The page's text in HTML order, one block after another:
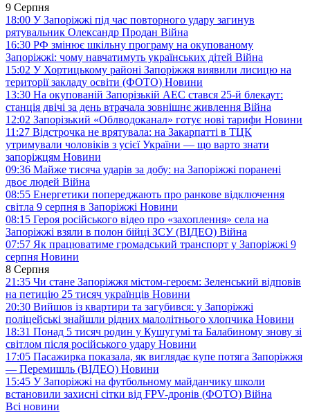
9 Серпня
18:00 У Запоріжжі під час повторного удару загинув
рятувальник Олександр Продан Війна
16:30 РФ змінює шкільну програму на окупованому
Запоріжжі: чому навчатимуть українських дітей Війна
15:02 У Хортицькому районі Запоріжжя виявили лисицю на
території закладу освіти (ФОТО) Новини
13:30 На окупованій Запорізькій АЕС стався 25-й блекаут:
станція двічі за день втрачала зовнішнє живлення Війна
12:02 Запорізький «Облводоканал» готує нові тарифи Новини
11:27 Відстрочка не врятувала: на Закарпатті в ТЦК
утримували чоловіків з усієї України — що варто знати
запоріжцям Новини
09:36 Майже тисяча ударів за добу: на Запоріжжі поранені
двоє людей Війна
08:55 Енергетики попереджають про ранкове відключення
світла 9 серпня в Запоріжжі Новини
08:15 Героя російського відео про «захоплення» села на
Запоріжжі взяли в полон бійці ЗСУ (ВІДЕО) Війна
07:57 Як працюватиме громадський транспорт у Запоріжжі 9
серпня Новини
8 Серпня
21:35 Чи стане Запоріжжя містом-героєм: Зеленський відповів
на петицію 25 тисяч українців Новини
20:30 Вийшов із квартири та загубився: у Запоріжжі
поліцейські знайшли рідних малолітнього хлопчика Новини
18:31 Понад 5 тисяч родин у Кушугумі та Балабиному знову зі
світлом після російського удару Новини
17:05 Пасажирка показала, як виглядає купе потяга Запоріжжя
— Перемишль (ВІДЕО) Новини
15:45 У Запоріжжі на футбольному майданчику школи
встановили захисні сітки від FPV-дронів (ФОТО) Війна
Всі новини